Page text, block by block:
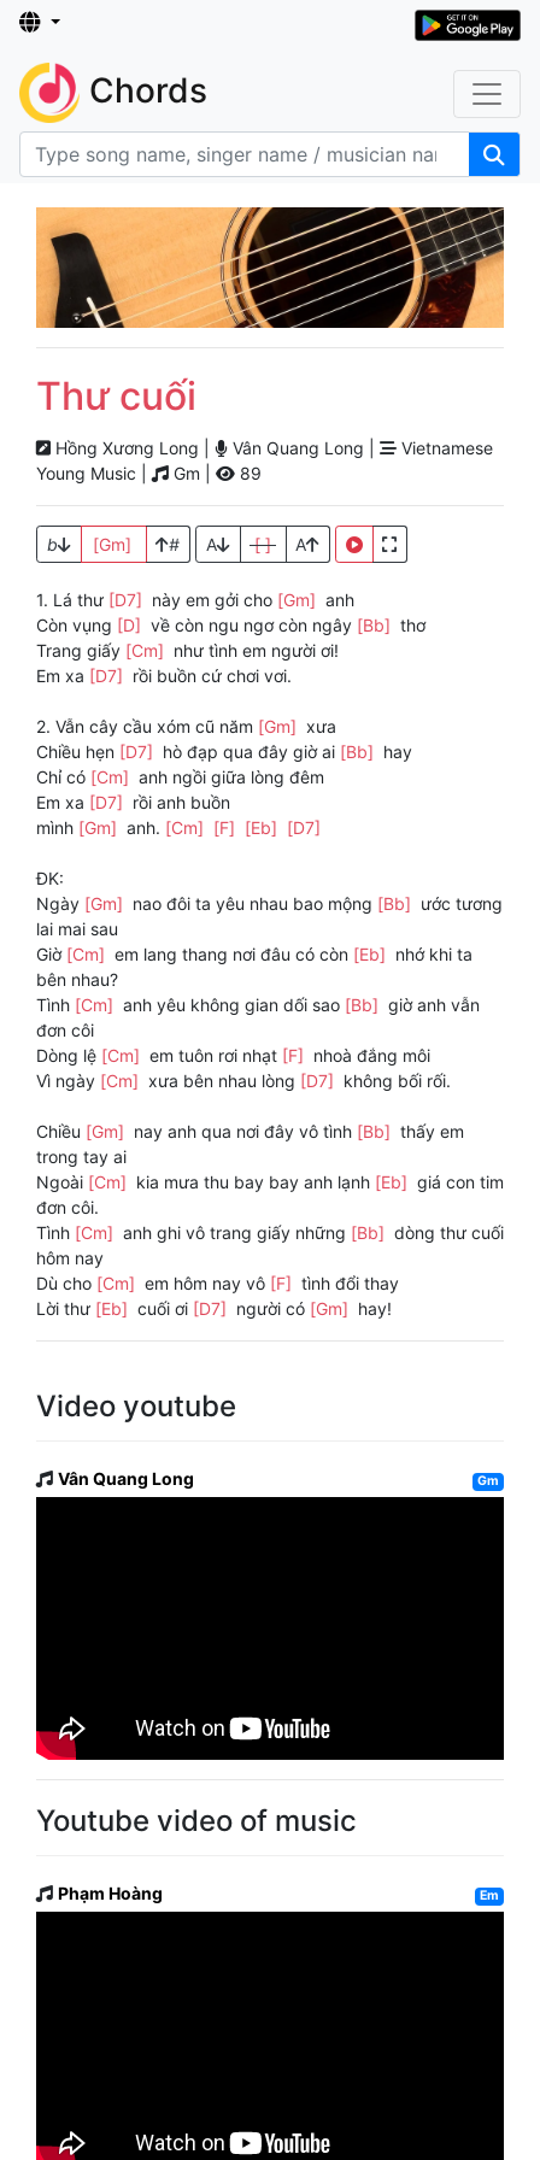
Chords
Thư cuối
Hồng Xương Long | Vân Quang Long |
Vietnamese
Young Music |
Gm | 89
b [Gm] # A [ ] A
1. Lá thư [D7] này em gởi cho [Gm] anh
Còn vụng [D] về còn ngu ngơ còn ngây [Bb] thơ
Trang giấy [Cm] như tình em người ơi!
Em xa [D7] rồi buồn cứ chơi vơi.
2. Vẫn cây cầu xóm cũ năm [Gm] xưa
Chiều hẹn [D7] hò đạp qua đây giờ ai [Bb] hay
Chỉ có [Cm] anh ngồi giữa lòng đêm
Em xa [D7] rồi anh buồn
mình [Gm] anh. [Cm] [F] [Eb] [D7]
ĐK:
Ngày [Gm] nao đôi ta yêu nhau bao mộng [Bb] ước tương
lai mai sau
Giờ [Cm] em lang thang nơi đâu có còn [Eb] nhớ khi ta
bên nhau?
Tình [Cm] anh yêu không gian dối sao [Bb] giờ anh vẫn
đơn côi
Dòng lệ [Cm] em tuôn rơi nhạt [F] nhoà đắng môi
Vì ngày [Cm] xưa bên nhau lòng [D7] không bối rối.
Chiều [Gm] nay anh qua nơi đây vô tình [Bb] thấy em
trong tay ai
Ngoài [Cm] kia mưa thu bay bay anh lạnh [Eb] giá con tim
đơn côi.
Tình [Cm] anh ghi vô trang giấy những [Bb] dòng thư cuối
hôm nay
Dù cho [Cm] em hôm nay vô [F] tình đổi thay
Lời thư [Eb] cuối ơi [D7] người có [Gm] hay!
Video youtube
Vân Quang Long Gm
Youtube video of music
Phạm Hoàng Em